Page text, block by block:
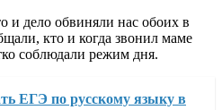
и дело обвиняли нас обоих в
кто и когда звонил маме
соблюдали режим дня.
ЕГЭ по русскому языку в